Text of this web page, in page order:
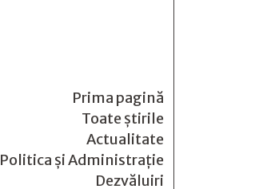
Prima pagină
Toate știrile
Actualitate
Politica și Administrație
Dezvăluiri